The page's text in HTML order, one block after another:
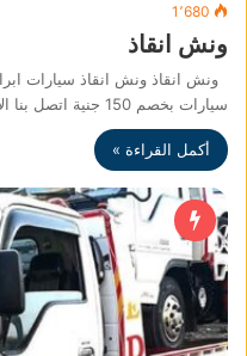
1٬680
ونش انقاذ
ونش انقاذ ونش انقاذ سيارات
سيارات بخصم 150 جنية اتصل بنا الان…
أكمل القراءة »